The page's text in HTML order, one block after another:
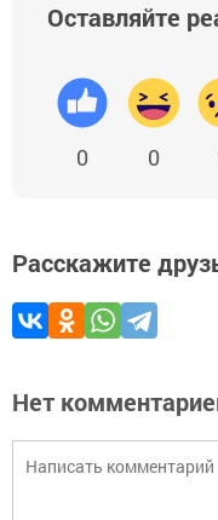
Оставляйте
0 0
Расскажите
Нет